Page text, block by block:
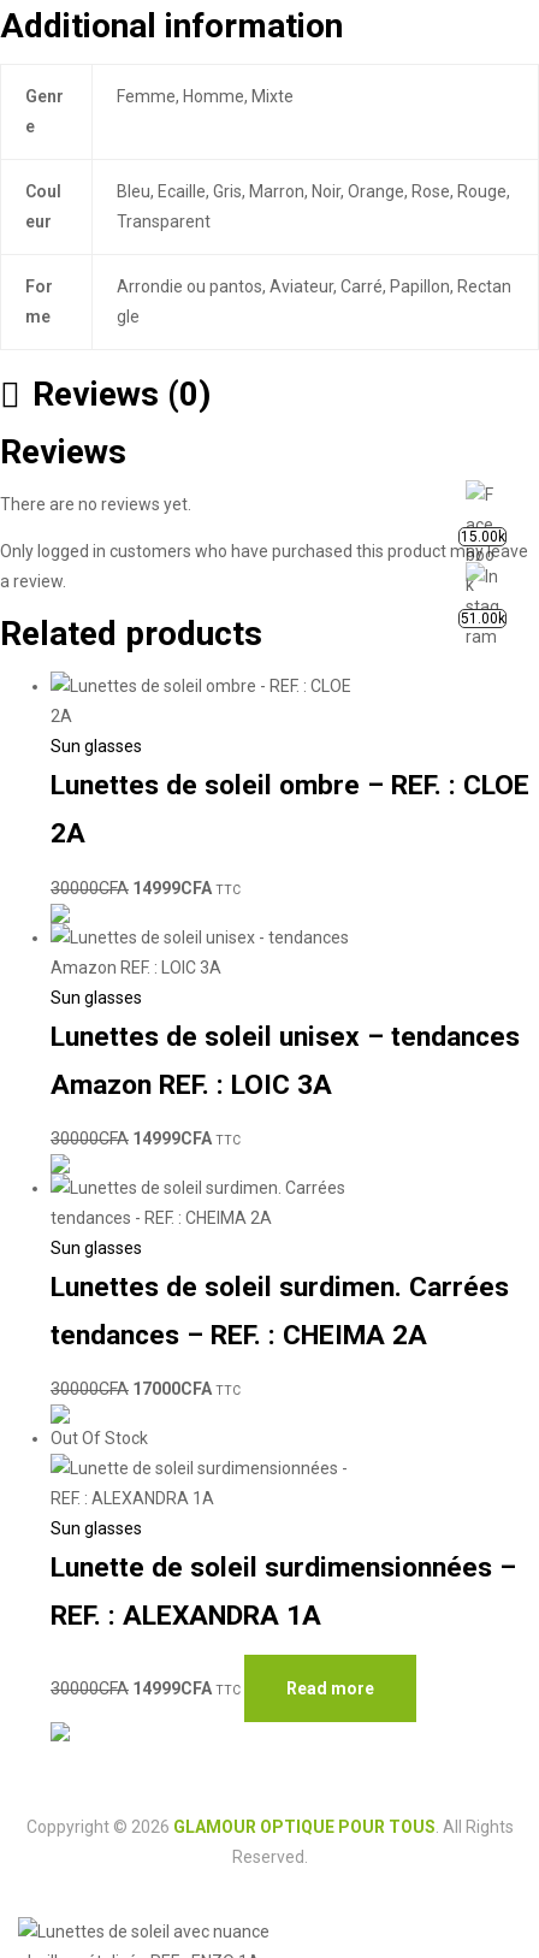
Additional information
Genr
e
Femme, Homme, Mixte
Coul
eur
Bleu, Ecaille, Gris, Marron, Noir, Orange, Rose, Rouge,
Transparent
For
me
Arrondie ou pantos, Aviateur, Carré, Papillon, Rectan
gle
Reviews (0)
Reviews
There are no reviews yet.
Only logged in customers who have purchased this product may leave
a review.
Related products
Sun glasses
Lunettes de soleil ombre – REF. : CLOE
2A
30000CFA 14999CFA TTC
Sun glasses
Lunettes de soleil unisex – tendances
Amazon REF. : LOIC 3A
30000CFA 14999CFA TTC
Sun glasses
Lunettes de soleil surdimen. Carrées
tendances – REF. : CHEIMA 2A
30000CFA 17000CFA TTC
Out Of Stock
Sun glasses
Lunette de soleil surdimensionnées –
REF. : ALEXANDRA 1A
30000CFA 14999CFA TTC Read more
Coppyright © 2026 GLAMOUR OPTIQUE POUR TOUS. All Rights
Reserved.
15.00k
51.00k